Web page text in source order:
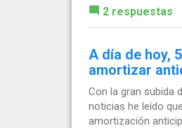
2 respuestas
A día de hoy,
amortizar
Con la gran subida
noticias he leído
amortización